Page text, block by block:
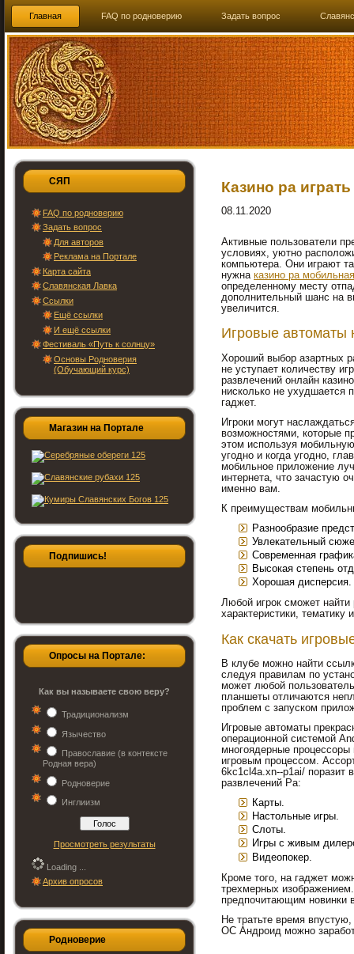
Главная FAQ по родноверию Задать вопрос
СЯП
FAQ по родноверию
Задать вопрос
Для авторов
Реклама на Портале
Карта сайта
Славянская Лавка
Ссылки
Ещё ссылки
И ещё ссылки
Фестиваль «Путь к солнцу»
Основы Родноверия
(Обучающий курс)
Магазин на Портале
Подпишись!
Опросы на Портале:
Как вы называете свою веру?
Традиционализм
Язычество
Православие (в контексте
Родная вера)
Родноверие
Инглиизм
Просмотреть результаты
Loading ...
Архив опросов
Родноверие
Казино ра
08.11.2020
Активные пользователи
условиях, уютно
компьютера. Они играют
нужна казино ра
определенному месту
дополнительный шанс на
увеличится.
Игровые автоматы
Хороший выбор азартных
не уступает количеству
развлечений онлайн
нисколько не ухудшается
гаджет.
Игроки могут
возможностями, которые
этом используя
угодно и когда угодно,
мобильное приложение
интернета, что зачастую
именно вам.
К преимуществам
Разнообразие
Увлекательный
Современная
Высокая степень
Хорошая дисперсия.
Любой игрок сможет найти
характеристики, тематику
Как скачать
В клубе можно найти
следуя правилам по
может любой
планшеты отличаются
проблем с запуском
Игровые автоматы
операционной системой
многоядерные процессоры
игровым процессом.
6kc1cl4a.xn--p1ai/ поразит
развлечений Ра:
Карты.
Настольные игры.
Слоты.
Игры с живым
Видеопокер.
Кроме того, на гаджет
трехмерных
предпочитающим новинки
Не тратьте время
ОС Андроид можно